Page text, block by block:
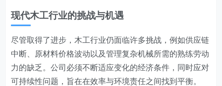
现代木工行业的挑战与机遇
尽管取得了进步，木工行业仍面临许多挑战，例如供应链
中断、原材料价格波动以及管理复杂机械所需的熟练劳动
力的缺乏。公司必须不断适应变化的经济条件，同时应对
可持续性问题，旨在在效率与环境责任之间找到平衡。